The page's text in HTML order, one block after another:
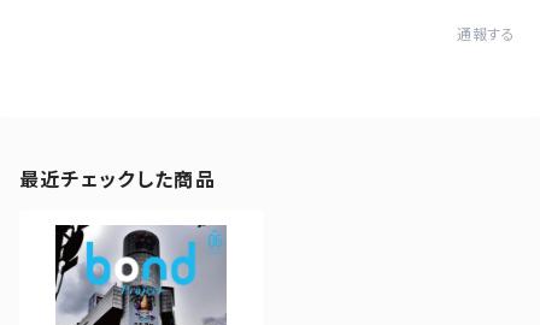
通報する
最近チェックした商品